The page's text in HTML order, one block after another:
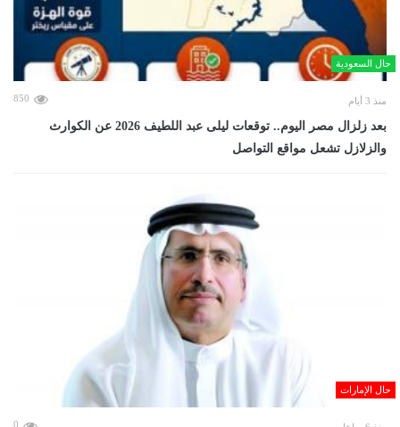
حال السعودية
منذ 3 أيام 850
بعد زلزال مصر اليوم.. توقعات ليلى عبد اللطيف 2026 عن الكوارث
والزلازل تشعل مواقع التواصل
حال الإمارات
0